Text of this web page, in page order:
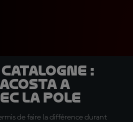
:
a
la pole
de faire la différence durant